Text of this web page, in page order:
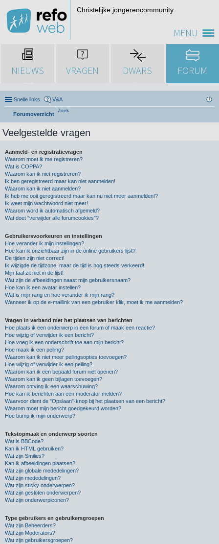
MENU
Christelijke jongerencommunity
NIEUWS VRAGEN DWARS FORUM
Snelle links V&A
Forumoverzicht
Zoek
Veelgestelde vragen
Aanmeld- en registratievragen
Waarom moet ik me registreren?
Wat is COPPA?
Waarom kan ik niet registreren?
Ik ben geregistreerd maar kan niet aanmelden!
Waarom kan ik niet aanmelden?
Ik heb me ooit geregistreerd maar kan nu niet meer aanmelden!?
Ik weet mijn wachtwoord niet meer!
Waarom word ik automatisch afgemeld?
Wat doet "verwijder alle forumcookies"?
Gebruikersvoorkeuren en instellingen
Hoe verander ik mijn instellingen?
Hoe kan ik onzichtbaar zijn in de online gebruikers lijst?
De tijden zijn niet correct!
Ik wijzigde de tijdzone, maar de tijd is nog steeds verkeerd!
Mijn taal zit niet in de lijst!
Wat zijn de afbeeldingen naast mijn gebruikersnaam?
Hoe kan ik een avatar instellen?
Wat is mijn rang en hoe verander ik mijn rang?
Wanneer ik op de e-maillink van een gebruiker klik, moet ik me aanmelden?
Vragen in verband met het plaatsen van berichten
Hoe plaats ik een onderwerp in een forum of maak een reactie?
Hoe wijzig of verwijder ik een bericht?
Hoe voeg ik een onderschrift toe aan mijn bericht?
Hoe maak ik een peiling?
Waarom kan ik niet meer peilingsopties toevoegen?
Hoe wijzig of verwijder ik een peiling?
Waarom kan ik een bepaald forum niet openen?
Waarom kan ik geen bijlagen toevoegen?
Waarom ontving ik een waarschuwing?
Hoe kan ik berichten aan een moderator melden?
Waarvoor dient de "Opslaan"-knop bij het plaatsen van een bericht?
Waarom moet mijn bericht goedgekeurd worden?
Hoe bump ik mijn onderwerp?
Tekstopmaak en onderwerp soorten
Wat is BBCode?
Kan ik HTML gebruiken?
Wat zijn Smilies?
Kan ik afbeeldingen plaatsen?
Wat zijn globale mededelingen?
Wat zijn mededelingen?
Wat zijn sticky onderwerpen?
Wat zijn gesloten onderwerpen?
Wat zijn onderwerpiconen?
Type gebruikers en gebruikersgroepen
Wat zijn Beheerders?
Wat zijn Moderators?
Wat zijn gebruikersgroepen?